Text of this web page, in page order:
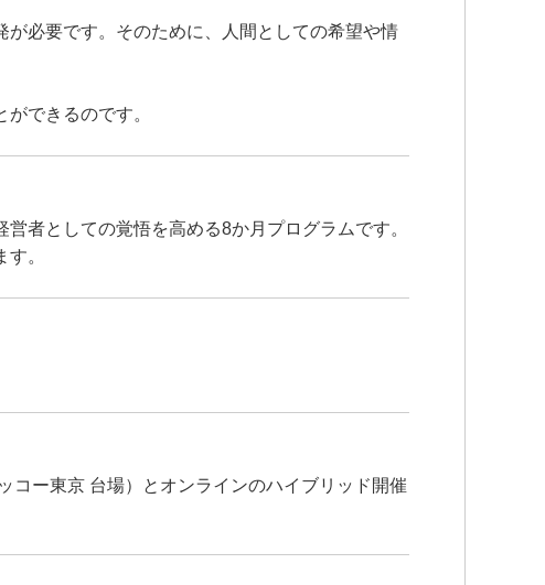
必要です。そのために、人間としての希望や情
できるのです。
者としての覚悟を高める8か月プログラムです。
。
コー東京 台場）とオンラインのハイブリッド開催